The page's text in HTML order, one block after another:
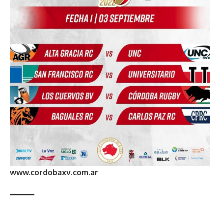
www.cordobaxv.com.ar